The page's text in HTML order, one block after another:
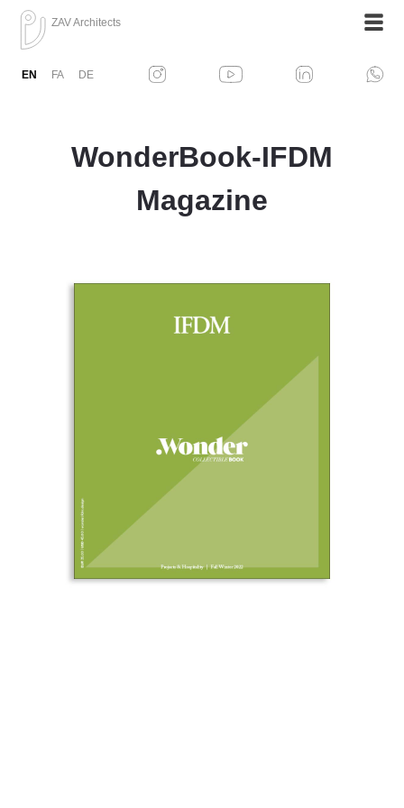
ZAV Architects
EN FA DE
WonderBook-IFDM
Magazine